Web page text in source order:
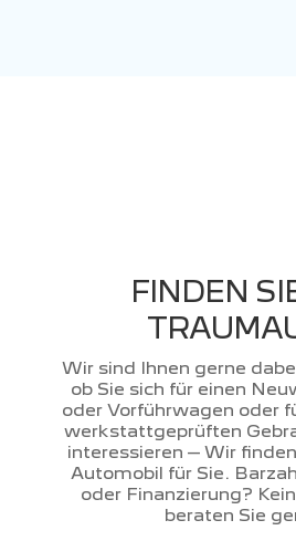
FINDEN
Wir sind Ihnen gerne
ob Sie sich für einen
oder Vorführwagen oder
werkstattgeprüften
interessieren – Wir
Automobil für Sie.
oder Finanzierung?
beraten Sie